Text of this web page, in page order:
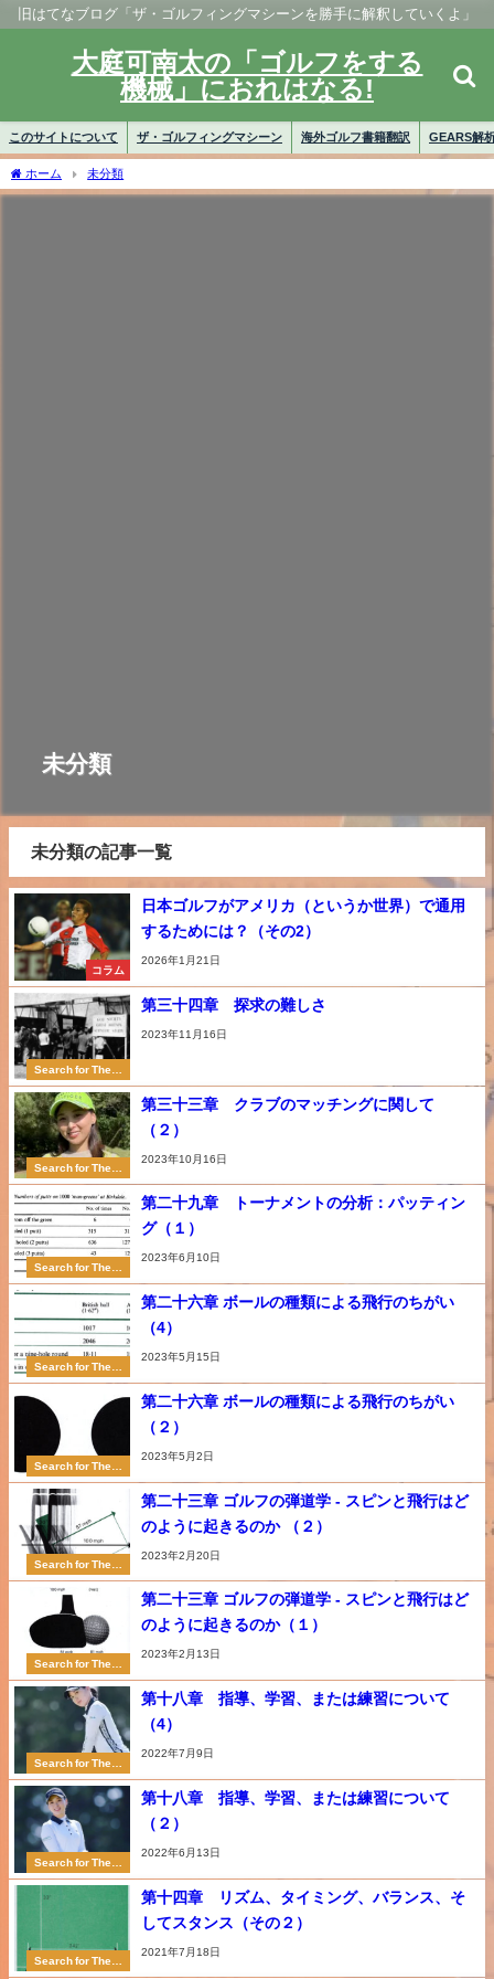
旧はてなブログ「ザ・ゴルフィングマシーンを勝手に解釈していくよ」
大庭可南太の「ゴルフをする
機械」におれはなる!
このサイトについて ザ・ゴルフィングマシーン 海外ゴルフ書籍翻訳 GEARS解
ホーム 未分類
未分類
未分類の記事一覧
コラム
日本ゴルフがアメリカ（というか世界）で通用
するためには？（その2）
2026年1月21日
Search for The P
erfect Swing
第三十四章 探求の難しさ
2023年11月16日
Search for The P
erfect Swing
第三十三章 クラブのマッチングに関して
（２）
2023年10月16日
Search for The P
erfect Swing
第二十九章 トーナメントの分析：パッティン
グ（１）
2023年6月10日
Search for The P
erfect Swing
第二十六章 ボールの種類による飛行のちがい
（4）
2023年5月15日
Search for The P
erfect Swing
第二十六章 ボールの種類による飛行のちがい
（２）
2023年5月2日
Search for The P
erfect Swing
第二十三章 ゴルフの弾道学 - スピンと飛行はど
のように起きるのか （２）
2023年2月20日
Search for The P
erfect Swing
第二十三章 ゴルフの弾道学 - スピンと飛行はど
のように起きるのか（１）
2023年2月13日
Search for The P
erfect Swing
第十八章 指導、学習、または練習について
（4）
2022年7月9日
Search for The P
erfect Swing
第十八章 指導、学習、または練習について
（２）
2022年6月13日
Search for The P
第十四章 リズム、タイミング、バランス、そ
してスタンス（その２）
2021年7月18日